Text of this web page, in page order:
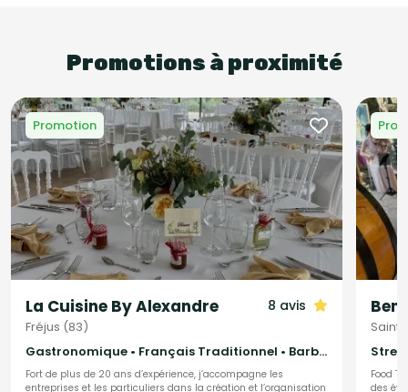
Promotions à proximité
Promotion
La Cuisine By Alexandre 8 avis
Fréjus (83)
Gastronomique • Français Traditionnel • Barbecue et grillades
Fort de plus de 20 ans d’expérience, j’accompagne les
entreprises et les particuliers dans la création et l’organisation
Food
des